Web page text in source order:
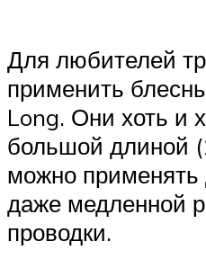
Для любителей
применить
Long. Они хоть и
большой длиной
можно применять
даже медленной
проводки.